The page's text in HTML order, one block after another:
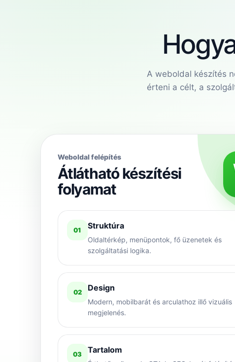
A weboldal készítés
érteni a célt, a
Weboldal felépítés
Átlátható készítési
folyamat
01 Struktúra
Oldaltérkép, menüpontok, fő üzenetek és
szolgáltatási logika.
02 Design
Modern, mobilbarát és arculathoz illő vizuális
megjelenés.
03 Tartalom